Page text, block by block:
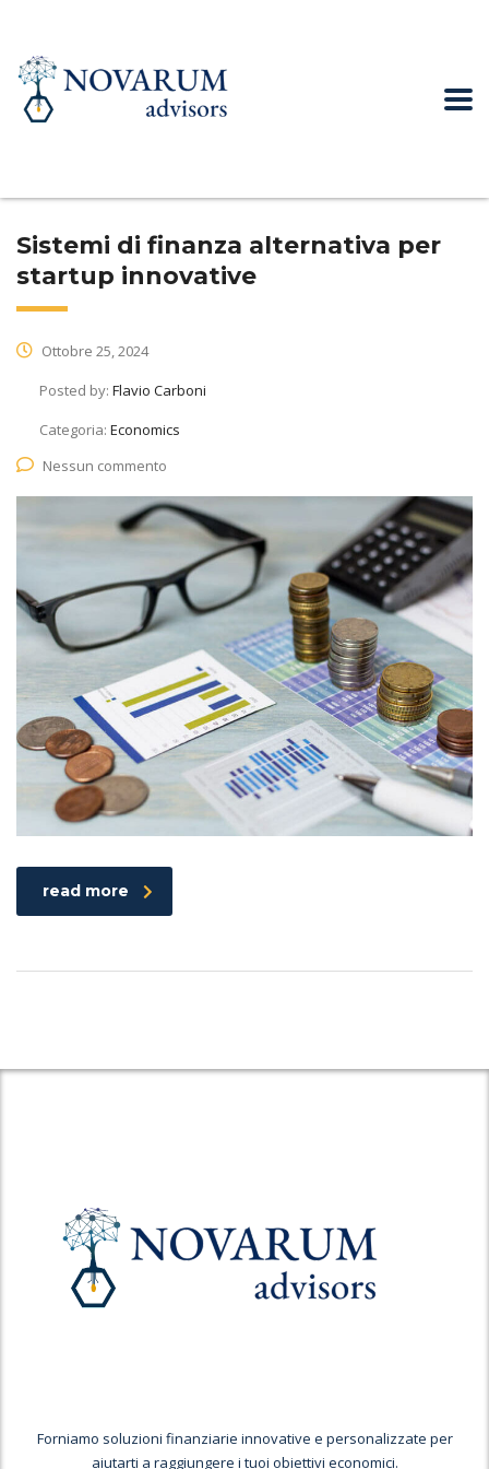
Sistemi di finanza alternativa per
startup innovative
Ottobre 25, 2024
Posted by: Flavio Carboni
Categoria: Economics
Nessun commento
read more
Forniamo soluzioni finanziarie innovative e personalizzate per
aiutarti a raggiungere i tuoi obiettivi economici.